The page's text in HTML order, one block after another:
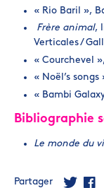
« Rio Baril »,
Frère animal,
Verticales /
« Courchevel
« Noël’s songs
« Bambi
Bibliographie
Le monde du
Partager